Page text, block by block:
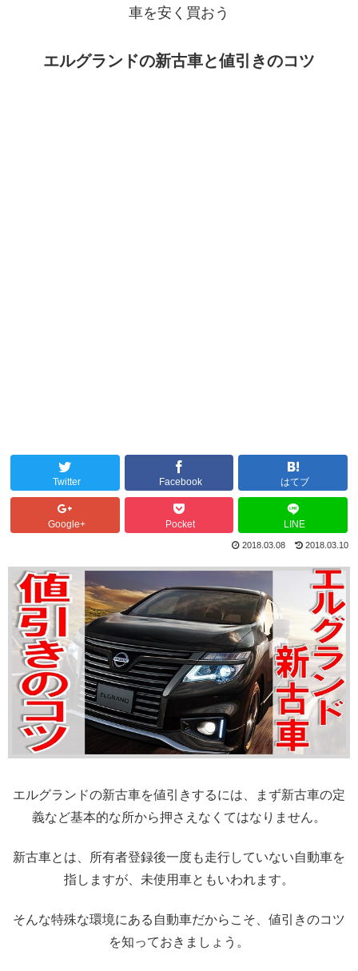
車を安く買おう
エルグランドの新古車と値引きのコツ
Twitter Facebook はてブ
Google+ Pocket LINE
2018.03.08 2018.03.10
エルグランドの新古車を値引きするには、まず新古車の定
義など基本的な所から押さえなくてはなりません。
新古車とは、所有者登録後一度も走行していない自動車を
指しますが、未使用車ともいわれます。
そんな特殊な環境にある自動車だからこそ、値引きのコツ
を知っておきましょう。